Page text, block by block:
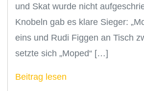
und Skat wurde nicht
Knobeln gab es klare Sieger:
eins und Rudi Figgen an Tisch
setzte sich „Moped“ […]
Beitrag lesen